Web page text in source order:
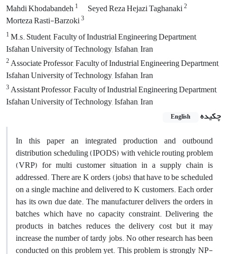
Mahdi Khodabandeh1 Seyed Reza Hejazi Taghanaki2
Morteza Rasti-Barzoki3
1M.s. Student, Faculty of Industrial Engineering Department,
Isfahan University of Technology, Isfahan, Iran
2Associate Professor, Faculty of Industrial Engineering Department,
Isfahan University of Technology, Isfahan, Iran
3Assistant Professor, Faculty of Industrial Engineering Department,
Isfahan University of Technology, Isfahan, Iran
چکیده
English
In this paper an integrated production and outbound
distribution scheduling (IPODS) with vehicle routing problem
(VRP) for multi customer situation in a supply chain is
addressed. There are K orders (jobs) that have to be scheduled
on a single machine and delivered to K customers. Each order
has its own due date. The manufacturer delivers the orders in
batches which have no capacity constraint. Delivering the
products in batches reduces the delivery cost but it may
increase the number of tardy jobs. No other research has been
conducted on this problem yet. This problem is strongly NP-